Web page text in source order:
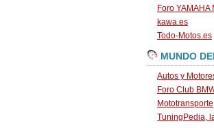
Foro YAMAHA
kawa.es
Todo-Motos.es
MUNDO
Autos y
Foro Club
Mototransporte
TuningPedia,